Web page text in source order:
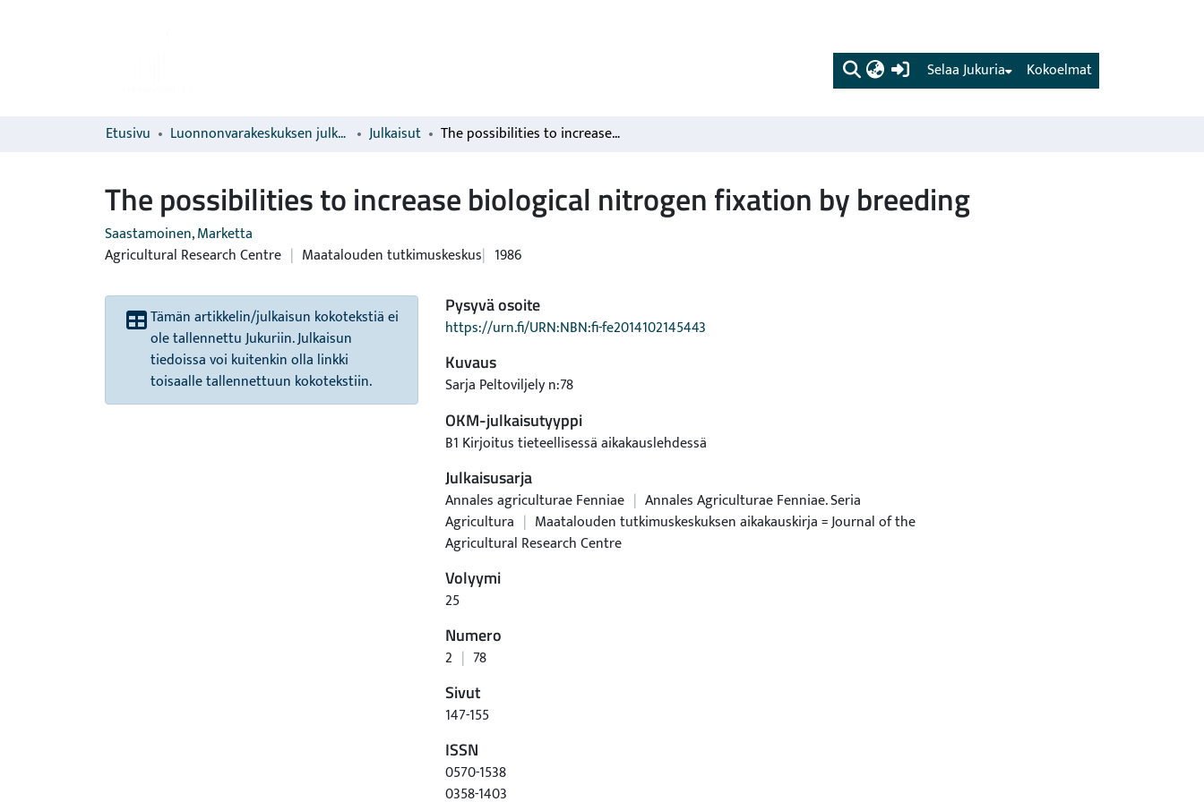
(current) Kokoelmat
Selaa Jukuria
Etusivu Luonnonvarakeskuksen julkaisut Julkaisut The possibilities to increase biological nitrogen fixation by breeding
The possibilities to increase biological nitrogen fixation by breeding
Saastamoinen, Marketta
Agricultural Research Centre | Maatalouden tutkimuskeskus 1986
Tämän artikkelin/julkaisun kokotekstiä ei
ole tallennettu Jukuriin. Julkaisun
tiedoissa voi kuitenkin olla linkki
toisaalle tallennettuun kokotekstiin.
Pysyvä osoite
https://urn.fi/URN:NBN:fi-fe2014102145443
Kuvaus
Sarja Peltoviljely n:78
OKM-julkaisutyyppi
B1 Kirjoitus tieteellisessä aikakauslehdessä
Julkaisusarja
Annales agriculturae Fenniae | Annales Agriculturae Fenniae. Seria
Agricultura | Maatalouden tutkimuskeskuksen aikakauskirja = Journal of the
Agricultural Research Centre
Volyymi
25
Numero
2 | 78
Sivut
147-155
ISSN
0570-1538
0358-1403